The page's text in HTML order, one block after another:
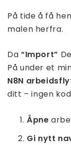
På tide å få
malen herfra.
Da “Import”
På under et
N8N
ditt – ingen
Åpne
Gi nytt